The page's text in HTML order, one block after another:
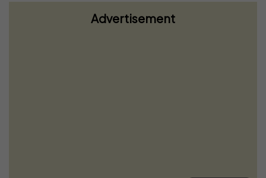
Advertisement